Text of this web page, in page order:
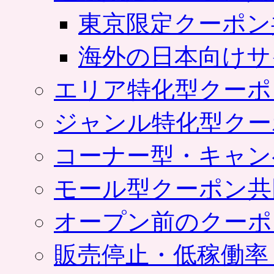
東京限定クーポ
海外の日本向け
エリア特化型クー
ジャンル特化型ク
コーナー型・キャ
モール型クーポン
オープン前のクー
販売停止・低稼働